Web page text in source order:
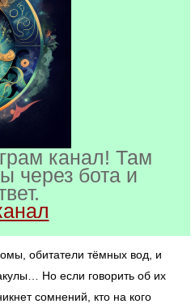
канал! Там
через бота и
обитатели тёмных вод, и
Но если говорить об их
сомнений, кто на кого